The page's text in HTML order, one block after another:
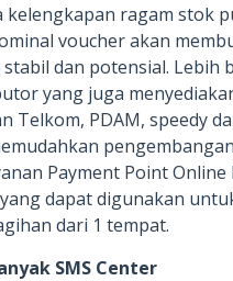
kelengkapan ragam stok
voucher akan
dan potensial. Lebih
yang juga
Telkom, PDAM, speedy
Payment Point Online
dapat digunakan
dari 1 tempat.
SMS Center